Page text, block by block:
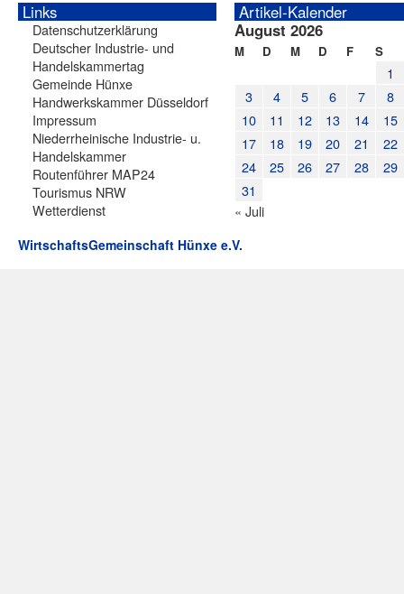
Links
Datenschutzerklärung
Deutscher Industrie- und
Handelskammertag
Gemeinde Hünxe
Handwerkskammer Düsseldorf
Impressum
Niederrheinische Industrie- u.
Handelskammer
Routenführer MAP24
Tourismus NRW
Wetterdienst
Artikel-Kalender
August 2026
M D M D F S
1
3
4 5 6 7
8
10
11 12 13 14
15
17
18 19 20 21
22
24
25 26 27 28
29
31
« Juli
WirtschaftsGemeinschaft Hünxe e.V.